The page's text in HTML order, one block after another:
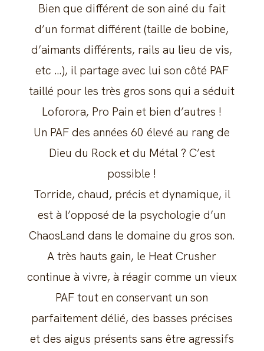
Bien que différent de son ainé du fait
d’un format différent (taille de bobine,
d’aimants différents, rails au lieu de vis,
etc …), il partage avec lui son côté PAF
taillé pour les très gros sons qui a séduit
Loforora, Pro Pain et bien d’autres !
Un PAF des années 60 élevé au rang de
Dieu du Rock et du Métal ? C’est
possible !
Torride, chaud, précis et dynamique, il
est à l’opposé de la psychologie d’un
ChaosLand dans le domaine du gros son.
A très hauts gain, le Heat Crusher
continue à vivre, à réagir comme un vieux
PAF tout en conservant un son
parfaitement délié, des basses précises
et des aigus présents sans être agressifs